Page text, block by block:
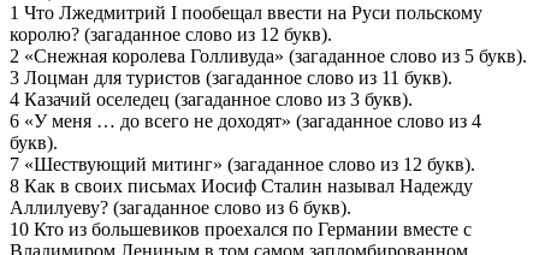
1 Что Лжедмитрий I пообещал ввести на Руси польскому
королю? (загаданное слово из 12 букв).
2 «Снежная королева Голливуда» (загаданное слово из 5 букв).
3 Лоцман для туристов (загаданное слово из 11 букв).
4 Казачий оселедец (загаданное слово из 3 букв).
6 «У меня … до всего не доходят» (загаданное слово из 4
букв).
7 «Шествующий митинг» (загаданное слово из 12 букв).
8 Как в своих письмах Иосиф Сталин называл Надежду
Аллилуеву? (загаданное слово из 6 букв).
10 Кто из большевиков проехался по Германии вместе с
Владимиром Лениным в том самом запломбированном